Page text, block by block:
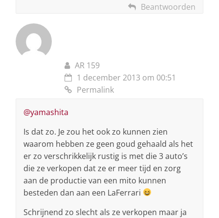
Beantwoorden
AR 159
1 december 2013 om 00:51
Permalink
@yamashita
Is dat zo. Je zou het ook zo kunnen zien
waarom hebben ze geen goud gehaald als het
er zo verschrikkelijk rustig is met die 3 auto’s
die ze verkopen dat ze er meer tijd en zorg
aan de productie van een mito kunnen
besteden dan aan een LaFerrari
Schrijnend zo slecht als ze verkopen maar ja